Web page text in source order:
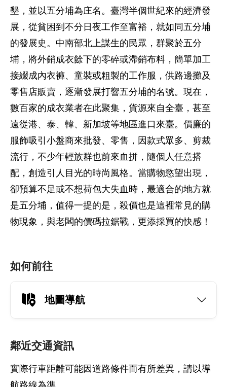
墾，並以五分埔為庄名。臺灣半個世紀來的經濟發
展，從貧困到不分日夜工作至富裕，就如同五分埔
的發展史。中南部北上謀生的民眾，群聚於五分
埔，將外銷成衣餘下的零碎或滯銷布料，簡單加工
接綴成內衣褲、童裝或粗製的工作服，供路邊攤及
零售店販賣，逐漸發展打響五分埔的名號。現在，
數百家的成衣業者在此聚集，貨源來自全臺，甚至
遠從港、泰、韓、新加坡等地區進口來臺。價廉的
服飾吸引小盤商來批發、零售，因款式眾多、剪裁
流行，不少年輕族群也前來血拼，隨個人任意搭
配，創造引人目光的時尚風格。當購物慾望出現，
卻預算不足或不想荷包大失血時，最適合的地方就
是五分埔，值得一提的是，殺價也是這裡常見的購
物現象，與老闆的價碼拉鋸戰，更添採買的快感！
如何前往
地圖導航
鄰近交通資訊
實際行車距離可能因道路條件而有所差異，請以導
航路線為準。